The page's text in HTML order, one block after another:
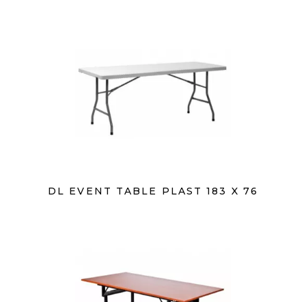
DL EVENT TABLE PLAST 183 X 76